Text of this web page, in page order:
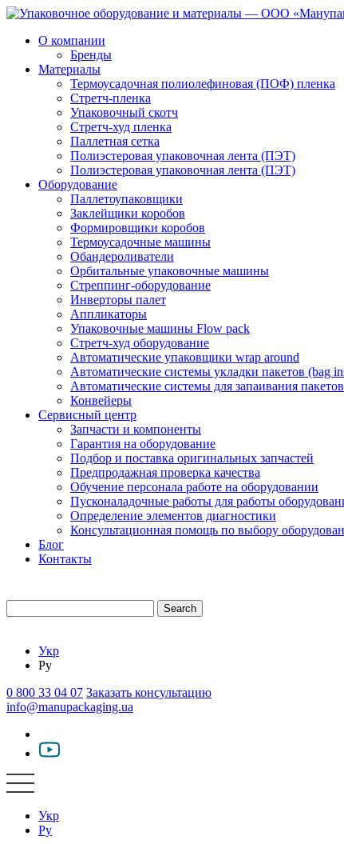
О компании
Бренды
Материалы
Термоусадочная полиолефиновая (ПОФ) пленка
Стретч-пленка
Упаковочный скотч
Стретч-худ пленка
Паллетная сетка
Полиэстеровая упаковочная лента (ПЭТ)
Полиэстеровая упаковочная лента (ПЭТ)
Оборудование
Паллетоупаковщики
Заклейщики коробов
Формировщики коробов
Термоусадочные машины
Обандероливатели
Орбитальные упаковочные машины
Стреппинг-оборудование
Инверторы палет
Аппликаторы
Упаковочные машины Flow pack
Стретч-худ оборудование
Автоматические упаковщики wrap around
Автоматические системы укладки пакетов (bag
Автоматические системы для запаивания
Конвейеры
Сервисный центр
Запчасти и компоненты
Гарантия на оборудование
Подбор и поставка оригинальных запчастей
Предпродажная проверка качества
Обучение персонала работе на оборудовании
Пусконаладочные работы для работы
Определение элементов диагностики
Консультационная помощь по выбору
Блог
Контакты
Search
Укр
Ру
0 800 33 04 07 Заказать консультацию
info@manupackaging.ua
Укр
Ру